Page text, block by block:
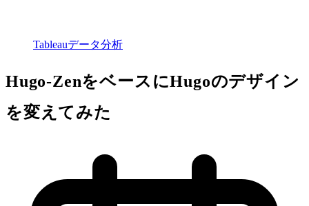
Tableauデータ分析
Hugo-ZenをベースにHugoのデザイン
を変えてみた